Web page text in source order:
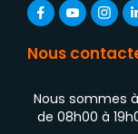
Nous
Nous sommes
de 08h00 à